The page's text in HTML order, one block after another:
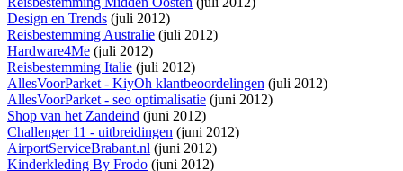
Design en Trends (juli 2012)
Reisbestemming Australie (juli 2012)
Hardware4Me (juli 2012)
Reisbestemming Italie (juli 2012)
AllesVoorParket - KiyOh klantbeoordelingen (juli 2012)
AllesVoorParket - seo optimalisatie (juni 2012)
Shop van het Zandeind (juni 2012)
Challenger 11 - uitbreidingen (juni 2012)
AirportServiceBrabant.nl (juni 2012)
Kinderkleding By Frodo (juni 2012)